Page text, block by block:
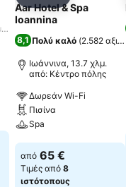
βαθμολογία
Aar Hotel & Spa
Ioannina
8,1 Πολύ καλό (2.582
Ιωάννινα, 13.7 χλμ.
από: Κέντρο πόλης
Δωρεάν Wi-Fi
Πισίνα
Spa
Εμφάνιση τιμών
από 65 €
Τιμές από 8
ιστότοπους